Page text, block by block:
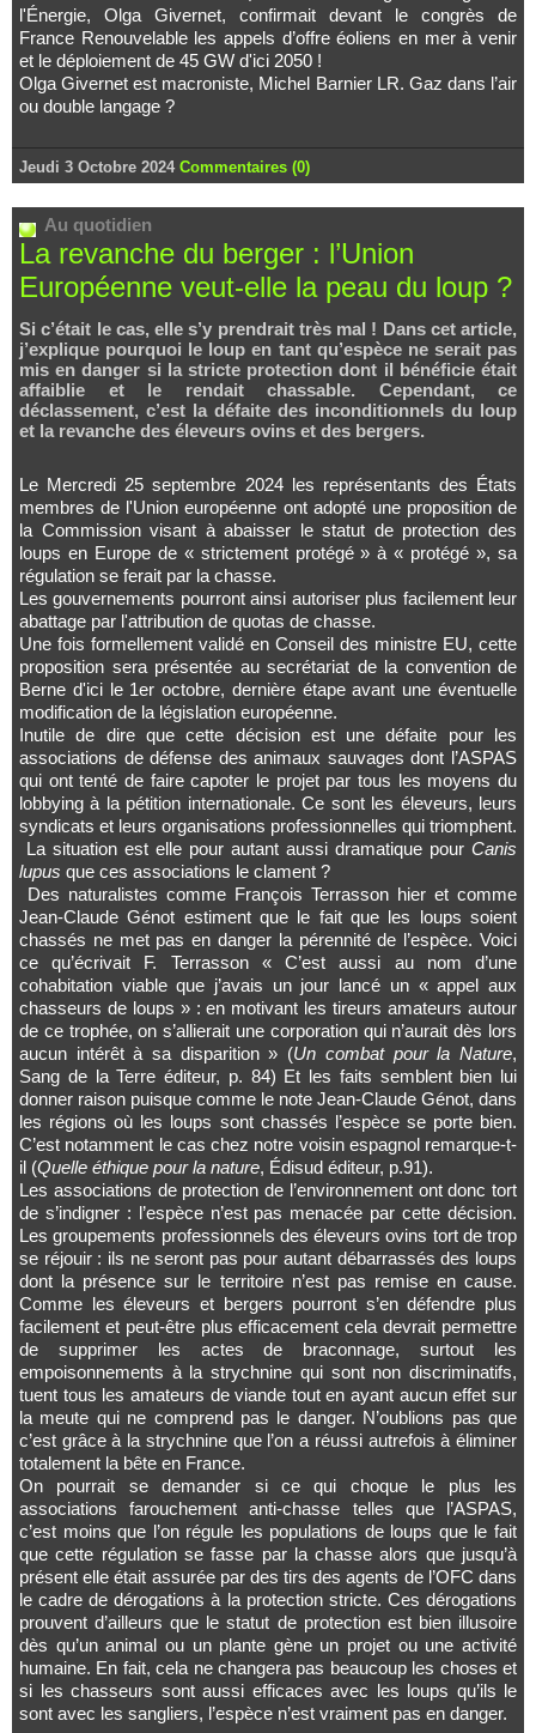
l'Énergie, Olga Givernet, confirmait devant le congrès de
France Renouvelable les appels d’offre éoliens en mer à venir
et le déploiement de 45 GW d'ici 2050 !
Olga Givernet est macroniste, Michel Barnier LR. Gaz dans l’air
ou double langage ?
Jeudi 3 Octobre 2024 Commentaires (0)
Au quotidien
La revanche du berger : l’Union
Européenne veut-elle la peau du loup ?
Si c’était le cas, elle s’y prendrait très mal ! Dans cet article,
j’explique pourquoi le loup en tant qu’espèce ne serait pas
mis en danger si la stricte protection dont il bénéficie était
affaiblie et le rendait chassable. Cependant, ce
déclassement, c’est la défaite des inconditionnels du loup
et la revanche des éleveurs ovins et des bergers.
Le Mercredi 25 septembre 2024 les représentants des États
membres de l'Union européenne ont adopté une proposition de
la Commission visant à abaisser le statut de protection des
loups en Europe de « strictement protégé » à « protégé », sa
régulation se ferait par la chasse.
Les gouvernements pourront ainsi autoriser plus facilement leur
abattage par l'attribution de quotas de chasse.
Une fois formellement validé en Conseil des ministre EU, cette
proposition sera présentée au secrétariat de la convention de
Berne d'ici le 1er octobre, dernière étape avant une éventuelle
modification de la législation européenne.
Inutile de dire que cette décision est une défaite pour les
associations de défense des animaux sauvages dont l’ASPAS
qui ont tenté de faire capoter le projet par tous les moyens du
lobbying à la pétition internationale. Ce sont les éleveurs, leurs
syndicats et leurs organisations professionnelles qui triomphent.
La situation est elle pour autant aussi dramatique pour Canis
lupus que ces associations le clament ?
Des naturalistes comme François Terrasson hier et comme
Jean-Claude Génot estiment que le fait que les loups soient
chassés ne met pas en danger la pérennité de l’espèce. Voici
ce qu’écrivait F. Terrasson « C’est aussi au nom d’une
cohabitation viable que j’avais un jour lancé un « appel aux
chasseurs de loups » : en motivant les tireurs amateurs autour
de ce trophée, on s’allierait une corporation qui n’aurait dès lors
aucun intérêt à sa disparition » (Un combat pour la Nature,
Sang de la Terre éditeur, p. 84) Et les faits semblent bien lui
donner raison puisque comme le note Jean-Claude Génot, dans
les régions où les loups sont chassés l’espèce se porte bien.
C’est notamment le cas chez notre voisin espagnol remarque-t-
il (Quelle éthique pour la nature, Édisud éditeur, p.91).
Les associations de protection de l’environnement ont donc tort
de s’indigner : l’espèce n’est pas menacée par cette décision.
Les groupements professionnels des éleveurs ovins tort de trop
se réjouir : ils ne seront pas pour autant débarrassés des loups
dont la présence sur le territoire n’est pas remise en cause.
Comme les éleveurs et bergers pourront s’en défendre plus
facilement et peut-être plus efficacement cela devrait permettre
de supprimer les actes de braconnage, surtout les
empoisonnements à la strychnine qui sont non discriminatifs,
tuent tous les amateurs de viande tout en ayant aucun effet sur
la meute qui ne comprend pas le danger. N’oublions pas que
c’est grâce à la strychnine que l’on a réussi autrefois à éliminer
totalement la bête en France.
On pourrait se demander si ce qui choque le plus les
associations farouchement anti-chasse telles que l’ASPAS,
c’est moins que l’on régule les populations de loups que le fait
que cette régulation se fasse par la chasse alors que jusqu’à
présent elle était assurée par des tirs des agents de l’OFC dans
le cadre de dérogations à la protection stricte. Ces dérogations
prouvent d’ailleurs que le statut de protection est bien illusoire
dès qu’un animal ou un plante gène un projet ou une activité
humaine. En fait, cela ne changera pas beaucoup les choses et
si les chasseurs sont aussi efficaces avec les loups qu’ils le
sont avec les sangliers, l’espèce n’est vraiment pas en danger.